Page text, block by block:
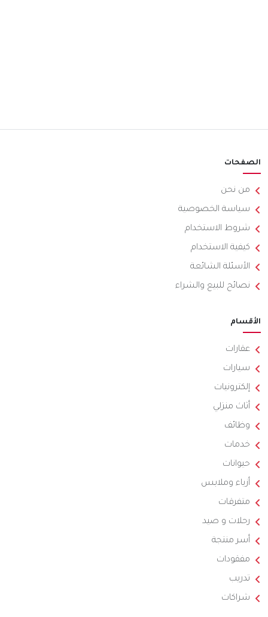
الصفحات
من نحن
سياسة الخصوصية
شروط الاستخدام
كيفية الاستخدام
الأسئلة الشائعة
نصائح للبيع والشراء
الأقسام
عقارات
سيارات
إلكترونيات
أثاث منزلي
وظائف
خدمات
حيوانات
أزياء وملابس
متفرقات
رحلات و صيد
أسر منتجة
مفقودات
تدريب
شراكات